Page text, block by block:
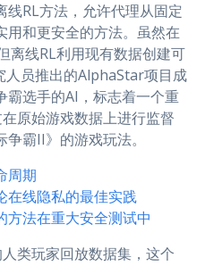
RL方法，允许代理从固定
用和更安全的方法。虽然在
离线RL利用现有数据创建可
员推出的AlphaStar项目成
霸选手的AI，标志着一个重
原始游戏数据上进行监督
霸II》的游戏玩法。
周期
在线隐私的最佳实践
方法在重大安全测试中
类玩家回放数据集，这个